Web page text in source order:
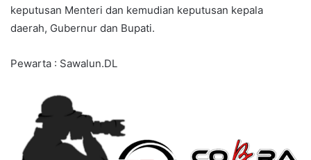
keputusan Menteri dan kemudian keputusan kepala
daerah, Gubernur dan Bupati.
Pewarta : Sawalun.DL